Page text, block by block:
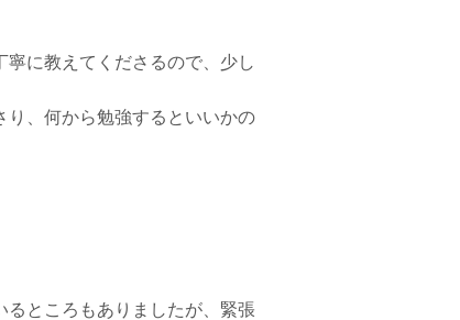
に教えてくださるので、少し
り、何から勉強するといいかの
るところもありましたが、緊張